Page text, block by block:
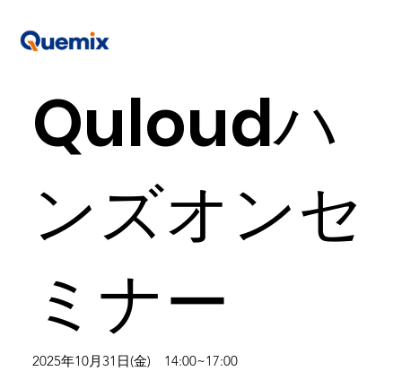
Quloudハ
ンズオンセ
ミナー
2025年10月31日(金) 14:00~17:00